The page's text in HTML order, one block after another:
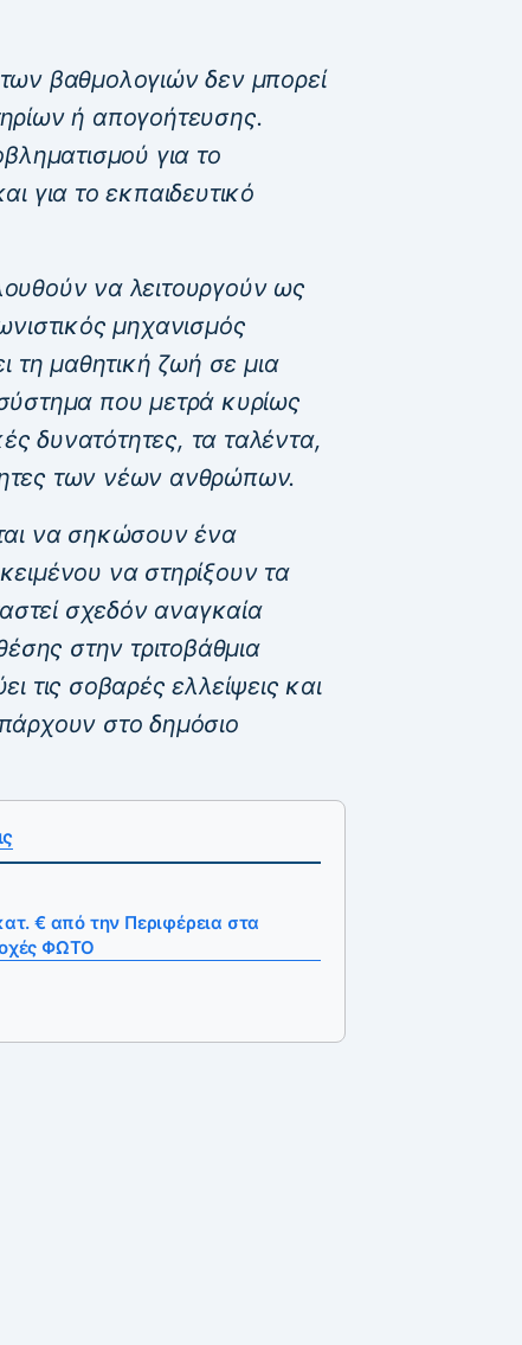
βαθμολογιών δεν μπορεί
ή απογοήτευσης.
για το
για το εκπαιδευτικό
να λειτουργούν ως
μηχανισμός
τη μαθητική ζωή σε μια
που μετρά κυρίως
δυνατότητες, τα ταλέντα,
των νέων ανθρώπων.
να σηκώσουν ένα
να στηρίξουν τα
σχεδόν αναγκαία
στην τριτοβάθμια
τις σοβαρές ελλείψεις και
στο δημόσιο
€ από την Περιφέρεια στα
ΦΩΤΟ